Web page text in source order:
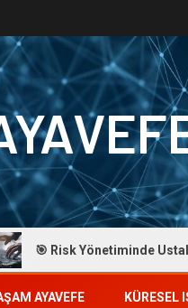
Risk Yönetiminde Ustalık: Dr.
AYAVEFE KÜRESEL